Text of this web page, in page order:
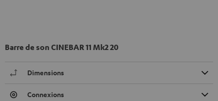
Barre de son CINEBAR 11 Mk2 20
Dimensions
Connexions